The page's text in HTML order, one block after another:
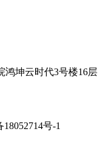
鸿坤云时代3号楼16层
号-1